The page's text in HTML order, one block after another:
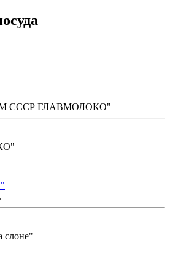
СССР ГЛАВМОЛОКО"